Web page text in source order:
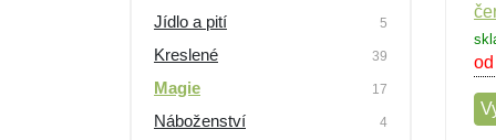
Jídlo a pití 5
Kreslené 39
Magie 17
Náboženství 4